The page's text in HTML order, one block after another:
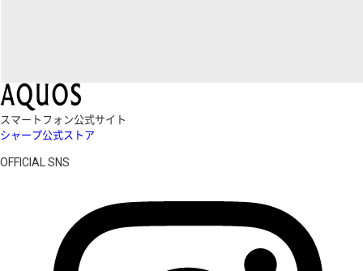
スマートフォン公式サイト
シャープ公式ストア
OFFICIAL SNS